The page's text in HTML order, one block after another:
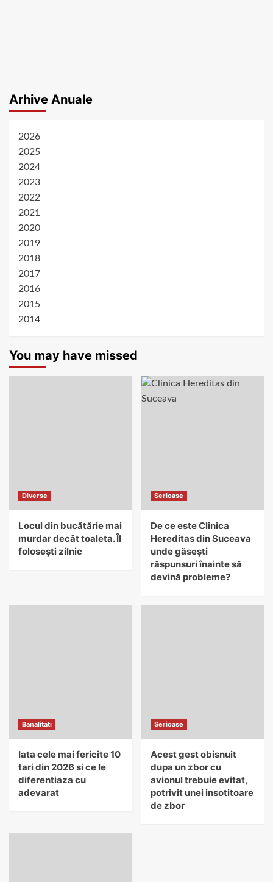
Arhive Anuale
2026
2025
2024
2023
2022
2021
2020
2019
2018
2017
2016
2015
2014
You may have missed
Diverse
Locul din bucătărie mai
murdar decât toaleta. Îl
folosești zilnic
Serioase
De ce este Clinica
Hereditas din Suceava
unde găsești
răspunsuri înainte să
devină probleme?
Banalitati
Iata cele mai fericite 10
tari din 2026 si ce le
diferentiaza cu
adevarat
Serioase
Acest gest obisnuit
dupa un zbor cu
avionul trebuie evitat,
potrivit unei insotitoare
de zbor